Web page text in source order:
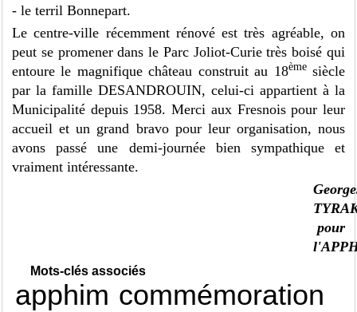
- le terril Bonnepart.
Le centre-ville récemment rénové est très agréable, on
peut se promener dans le Parc Joliot-Curie très boisé qui
entoure le magnifique château construit au 18èmesiècle
par la famille DESANDROUIN, celui-ci appartient à la
Municipalité depuis 1958. Merci aux Fresnois pour leur
accueil et un grand bravo pour leur organisation, nous
avons passé une demi-journée bien sympathique et
vraiment intéressante.
pour
Mots-clés associés
apphim commémoration